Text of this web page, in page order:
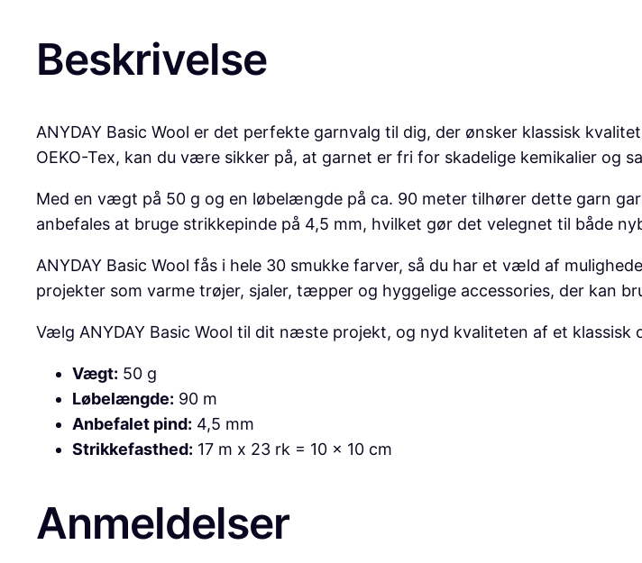
y
d
y
B
i
c
Beskrivelse
ANYDAY Basic Wool er det perfekte garnvalg til dig, der ønsker klassisk
OEKO-Tex, kan du være sikker på, at garnet er fri for skadelige kemikalier og
Med en vægt på 50 g og en løbelængde på ca. 90 meter tilhører dette garn
anbefales at bruge strikkepinde på 4,5 mm, hvilket gør det velegnet til både
ANYDAY Basic Wool fås i hele 30 smukke farver, så du har et væld af
projekter som varme trøjer, sjaler, tæpper og hyggelige accessories, der kan
Vælg ANYDAY Basic Wool til dit næste projekt, og nyd kvaliteten af et
Vægt: 50 g
Løbelængde: 90 m
Anbefalet pind: 4,5 mm
Strikkefasthed: 17 m x 23 rk = 10 x 10 cm
Anmeldelser